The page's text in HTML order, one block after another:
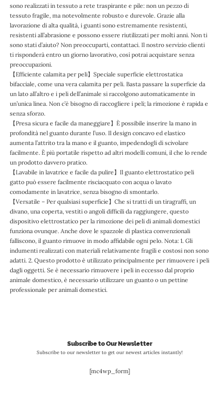
sono realizzati in tessuto a rete traspirante e pile: non un pezzo di
tessuto fragile, ma notevolmente robusto e durevole. Grazie alla
lavorazione di alta qualità, i guanti sono estremamente resistenti,
resistenti all’abrasione e possono essere riutilizzati per molti anni. Non ti
sono stati d’aiuto? Non preoccuparti, contattaci. Il nostro servizio clienti
ti risponderà entro un giorno lavorativo, così potrai acquistare senza
preoccupazioni.
【Efficiente calamita per peli】Speciale superficie elettrostatica
bifacciale, come una vera calamita per peli. Basta passare la superficie da
un lato all’altro e i peli dell’animale si raccolgono automaticamente in
un’unica linea. Non c’è bisogno di raccogliere i peli; la rimozione è rapida e
senza sforzo.
【Presa sicura e facile da maneggiare】È possibile inserire la mano in
profondità nel guanto durante l’uso. Il design concavo ed elastico
aumenta l’attrito tra la mano e il guanto, impedendogli di scivolare
facilmente. È più portatile rispetto ad altri modelli comuni, il che lo rende
un prodotto davvero pratico.
【Lavabile in lavatrice e facile da pulire】Il guanto elettrostatico peli
gatto può essere facilmente risciacquato con acqua o lavato
comodamente in lavatrice, senza bisogno di smontarlo.
【Versatile – Per qualsiasi superficie】Che si tratti di un tiragraffi, un
divano, una coperta, vestiti o angoli difficili da raggiungere, questo
dispositivo elettrostatico per la rimozione dei peli di animali domestici
funziona ovunque. Anche dove le spazzole di plastica convenzionali
falliscono, il guanto rimuove in modo affidabile ogni pelo. Nota: 1. Gli
indumenti realizzati con materiali relativamente fragili e costosi non sono
adatti. 2. Questo prodotto è utilizzato principalmente per rimuovere i peli
dagli oggetti. Se è necessario rimuovere i peli in eccesso dal proprio
animale domestico, è necessario utilizzare un guanto o un pettine
professionale per animali domestici.
Subscribe to Our Newsletter
Subscribe to our newsletter to get our newest articles instantly!
[mc4wp_form]